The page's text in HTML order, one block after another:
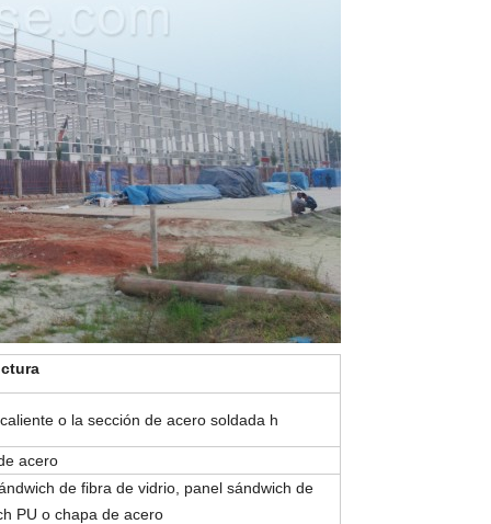
o la sección de acero soldada h
acero
de fibra de vidrio, panel sándwich de
PU o chapa de acero